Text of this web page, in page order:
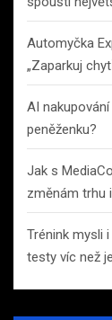
Automyčka
„Zaparkuj
AI
peněženku?
Jak s
změnám trhu
Trénink mysli
testy víc než